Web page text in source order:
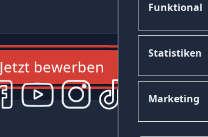
Funktional
Statistiken
Marketing
Jetzt bewerben